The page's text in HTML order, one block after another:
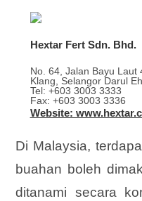
Hextar Fert Sdn. Bhd.
No. 64, Jalan Bayu Laut
Klang, Selangor Darul
Tel: +603 3003 3333
Fax: +603 3003 3336
Website:
Di Malaysia,
buahan boleh
ditanami secara